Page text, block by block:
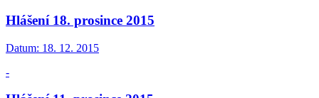
Hlášení 18. prosince 2015
Datum: 18. 12. 2015
-